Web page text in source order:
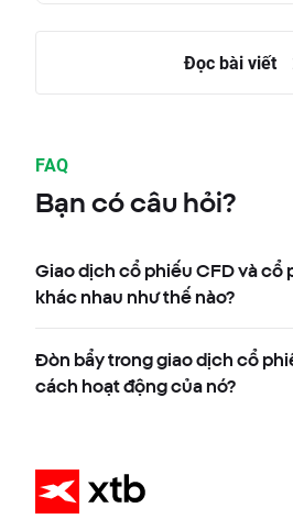
Đọc bài viết
FAQ
Bạn có câu hỏi?
Giao dịch cổ phiếu CFD và cổ
khác nhau như thế nào?
Đòn bẩy trong giao dịch cổ
cách hoạt động của nó?